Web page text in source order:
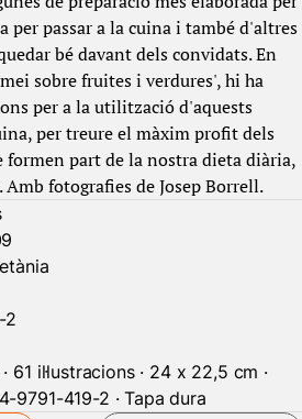
per passar a la cuina i també d'altres
bé davant dels convidats. En
sobre fruites i verdures', hi ha
per a la utilització d'aquests
per treure el màxim profit dels
formen part de la nostra dieta diària,
fotografies de Josep Borrell.
2
61 il·lustracions · 24 x 22,5 cm ·
9791-419-2 · Tapa dura